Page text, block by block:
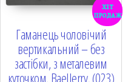
хіт
продаж
Гаманець чоловічий
вертикальний – без
застібки, з металевим
куточком. Baellerry. (023)